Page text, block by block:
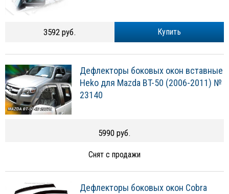
Купить
3592 руб.
Дефлекторы боковых окон вставные
Heko для Mazda BT-50 (2006-2011) №
23140
5990 руб.
Снят с продажи
Дефлекторы боковых окон Cobra